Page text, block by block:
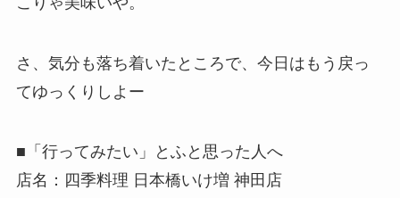
さ、気分も落ち着いたところで、今日はもう戻っ
てゆっくりしよー
■「行ってみたい」とふと思った人へ
店名：四季料理 日本橋いけ増 神田店